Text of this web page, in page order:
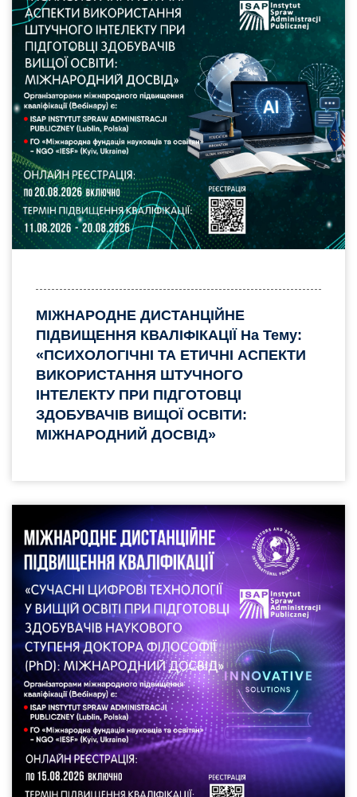
МІЖНАРОДНЕ ДИСТАНЦІЙНЕ
ПІДВИЩЕННЯ КВАЛІФІКАЦІЇ На Тему:
«ПСИХОЛОГІЧНІ ТА ЕТИЧНІ АСПЕКТИ
ВИКОРИСТАННЯ ШТУЧНОГО
ІНТЕЛЕКТУ ПРИ ПІДГОТОВЦІ
ЗДОБУВАЧІВ ВИЩОЇ ОСВІТИ:
МІЖНАРОДНИЙ ДОСВІД»